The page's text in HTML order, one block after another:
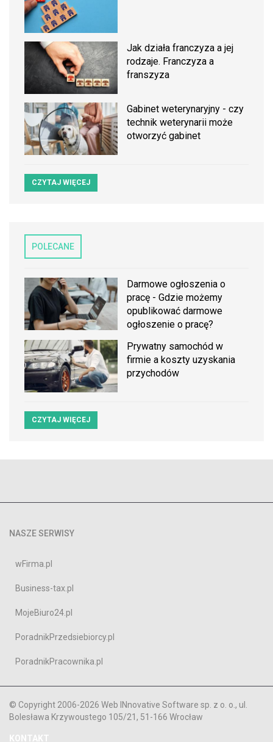
Jak działa franczyza a jej
rodzaje. Franczyza a
franszyza
Gabinet weterynaryjny - czy
technik weterynarii może
otworzyć gabinet
CZYTAJ WIĘCEJ
POLECANE
Darmowe ogłoszenia o
pracę - Gdzie możemy
opublikować darmowe
ogłoszenie o pracę?
Prywatny samochód w
firmie a koszty uzyskania
przychodów
CZYTAJ WIĘCEJ
NASZE SERWISY
wFirma.pl
Business-tax.pl
MojeBiuro24.pl
PoradnikPrzedsiebiorcy.pl
PoradnikPracownika.pl
© Copyright 2006-2026 Web INnovative Software sp. z o. o., ul.
Bolesława Krzywoustego 105/21, 51-166 Wrocław
KONTAKT